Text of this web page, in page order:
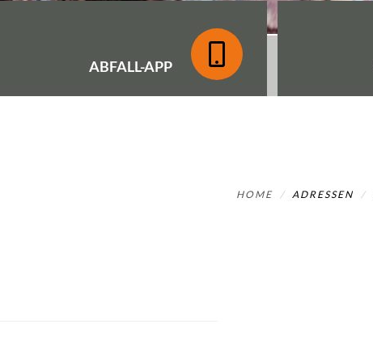
ABFALL-APP
HOME ADRESSEN